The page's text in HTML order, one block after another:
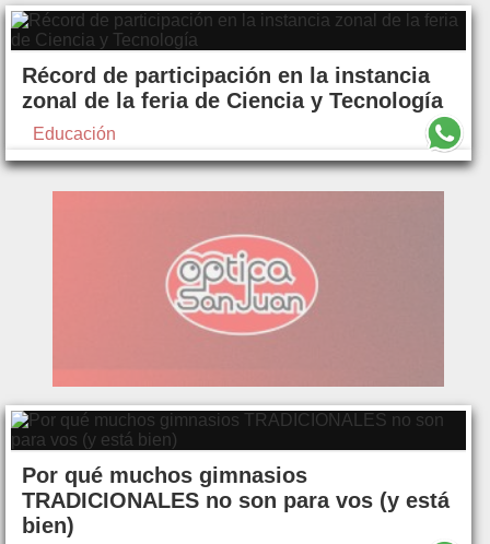
Récord de participación en la instancia
zonal de la feria de Ciencia y Tecnología
Educación
Por qué muchos gimnasios
TRADICIONALES no son para vos (y está
bien)